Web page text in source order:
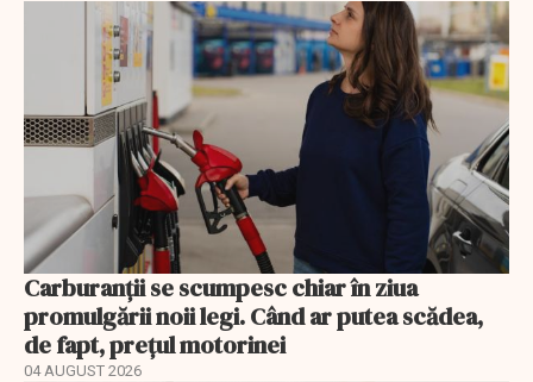
Carburanții se scumpesc chiar în ziua
promulgării noii legi. Când ar putea scădea,
de fapt, prețul motorinei
04 AUGUST 2026